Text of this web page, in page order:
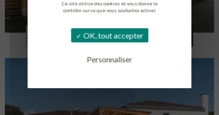
Ce site utilise des cookies et vous donne le
contrôle sur ce que vous souhaitez activer.
OK, tout accepter
Personnaliser
LOG. JEUNES TRAVAILLEURS